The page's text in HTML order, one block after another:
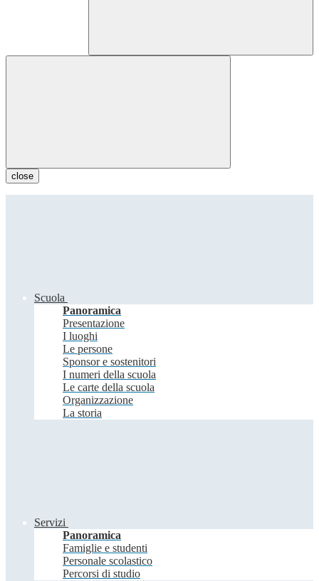
close
Scuola
Panoramica
Presentazione
I luoghi
Le persone
Sponsor e sostenitori
I numeri della scuola
Le carte della scuola
Organizzazione
La storia
Servizi
Panoramica
Famiglie e studenti
Personale scolastico
Percorsi di studio